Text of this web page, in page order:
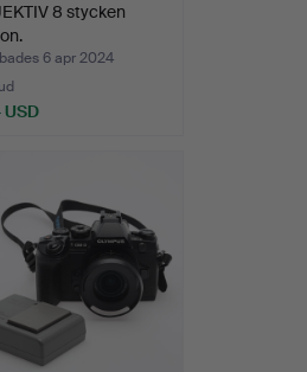
8 stycken
6 apr 2024